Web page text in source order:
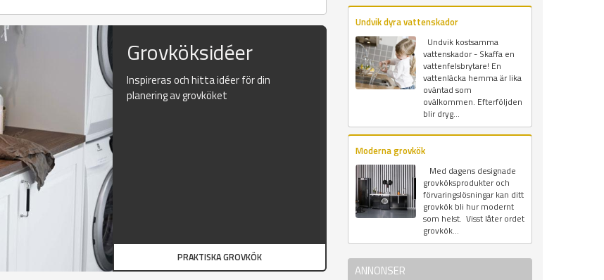
Grovköksidéer
Inspireras och hitta idéer för din
planering av grovköket
PRAKTISKA GROVKÖK
Undvik dyra vattenskador
Undvik kostsamma
vattenskador - Skaffa en
vattenfelsbrytare! En
vattenläcka hemma är lika
oväntad som
ovälkommen. Efterföljden
blir dryg...
Moderna grovkök
Med dagens designade
grovköksprodukter och
förvaringslösningar kan ditt
grovkök bli hur modernt
som helst. Visst låter ordet
grovkök...
ANNONSER